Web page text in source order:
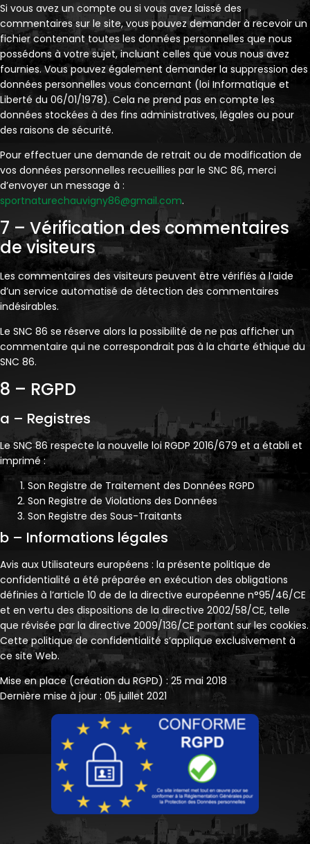
Si vous avez un compte ou si vous avez laissé des
commentaires sur le site, vous pouvez demander à recevoir un
fichier contenant toutes les données personnelles que nous
possédons à votre sujet, incluant celles que vous nous avez
fournies. Vous pouvez également demander la suppression des
données personnelles vous concernant (loi Informatique et
Liberté du 06/01/1978). Cela ne prend pas en compte les
données stockées à des fins administratives, légales ou pour
des raisons de sécurité.
Pour effectuer une demande de retrait ou de modification de
vos données personnelles recueillies par le SNC 86, merci
d’envoyer un message à :
sportnaturechauvigny86@gmail.com.
7 – Vérification des commentaires
de visiteurs
Les commentaires des visiteurs peuvent être vérifiés à l’aide
d’un service automatisé de détection des commentaires
indésirables.
Le SNC 86 se réserve alors la possibilité de ne pas afficher un
commentaire qui ne correspondrait pas à la charte éthique du
SNC 86.
8 – RGPD
a – Registres
Le SNC 86 respecte la nouvelle loi RGDP 2016/679 et a établi et
imprimé :
Son Registre de Traitement des Données RGPD
Son Registre de Violations des Données
Son Registre des Sous-Traitants
b – Informations légales
Avis aux Utilisateurs européens : la présente politique de
confidentialité a été préparée en exécution des obligations
définies à l’article 10 de de la directive européenne n°95/46/CE
et en vertu des dispositions de la directive 2002/58/CE, telle
que révisée par la directive 2009/136/CE portant sur les cookies.
Cette politique de confidentialité s’applique exclusivement à
ce site Web.
Mise en place (création du RGPD) : 25 mai 2018
Dernière mise à jour : 05 juillet 2021